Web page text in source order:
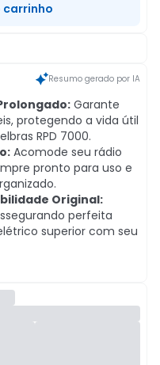
carrinho
Resumo gerado por IA
Garante
protegendo a vida útil
RPD 7000.
Acomode seu rádio
pronto para uso e
Original:
perfeita
superior com seu